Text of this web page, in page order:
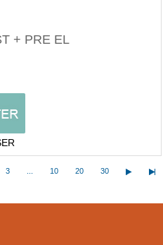
+ PRE EL
3 10 20 30